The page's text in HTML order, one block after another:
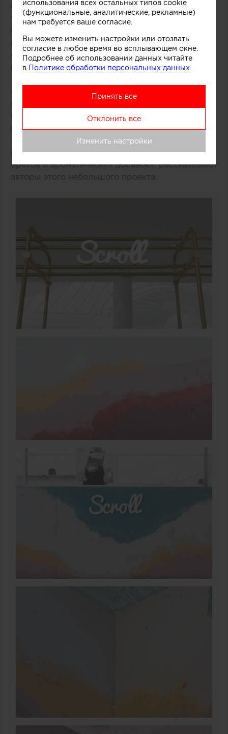
помощи техники многослойной заливки
тонированного бетона. Логотип магазина
мороженого был закреплен на каркасе из
медных трубок, символизирующих систему
охлаждения в автоматах по производству
популярного ледяного лакомства.
«Монолитный фасад торговой точки выделяется
среди других объектов торгового центра.
Средствами дизайна нам удалось сосредоточить
внимание покупателей как на самом продукте,
так и на производственном процессе, в основе
которого перемешивание слоев фруктов, ягод,
орехов и ароматических добавок», рассказывают
авторы этого небольшого проекта.
использования всех остальных типов cookie
(функциональные, аналитические, рекламные)
нам требуется ваше согласие.
Вы можете изменить настройки или отозвать
согласие в любое время во всплывающем окне.
Подробнее об использовании данных читайте
в Политике обработки персональных данных.
Принять все
Отклонить все
Изменить настройки